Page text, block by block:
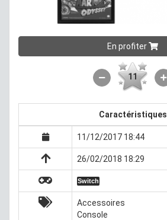
En profiter
11
Caractéristiques
11/12/2017 18:44
26/02/2018 18:29
Switch
Accessoires
Console